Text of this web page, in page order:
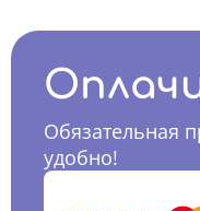
Обязательная
удобно!